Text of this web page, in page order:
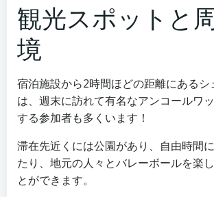
観光スポットと
境
宿泊施設から2時間ほどの距離にあるシ
は、週末に訪れて有名なアンコールワ
する参加者も多くいます！
滞在先近くには公園があり、自由時間
たり、地元の人々とバレーボールを楽
とができます。